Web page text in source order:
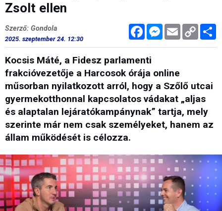
Zsolt ellen
FacebookMessenger
Email Copy
Link
Szerző: Gondola
2025. szeptember 24. 12:30
Kocsis Máté, a Fidesz parlamenti
frakcióvezetője a Harcosok órája online
műsorban nyilatkozott arról, hogy a Szőlő utcai
gyermekotthonnal kapcsolatos vádakat „aljas
és alaptalan lejáratókampánynak” tartja, mely
szerinte már nem csak személyeket, hanem az
állam működését is célozza.